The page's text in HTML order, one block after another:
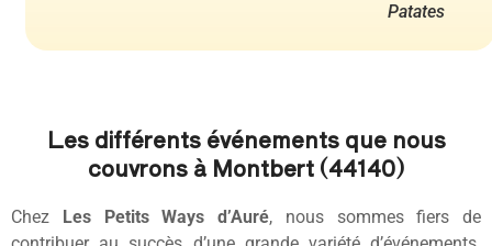
Patates
Les différents événements que nous
couvrons à Montbert (44140)
Chez Les Petits Ways d’Auré, nous sommes fiers de